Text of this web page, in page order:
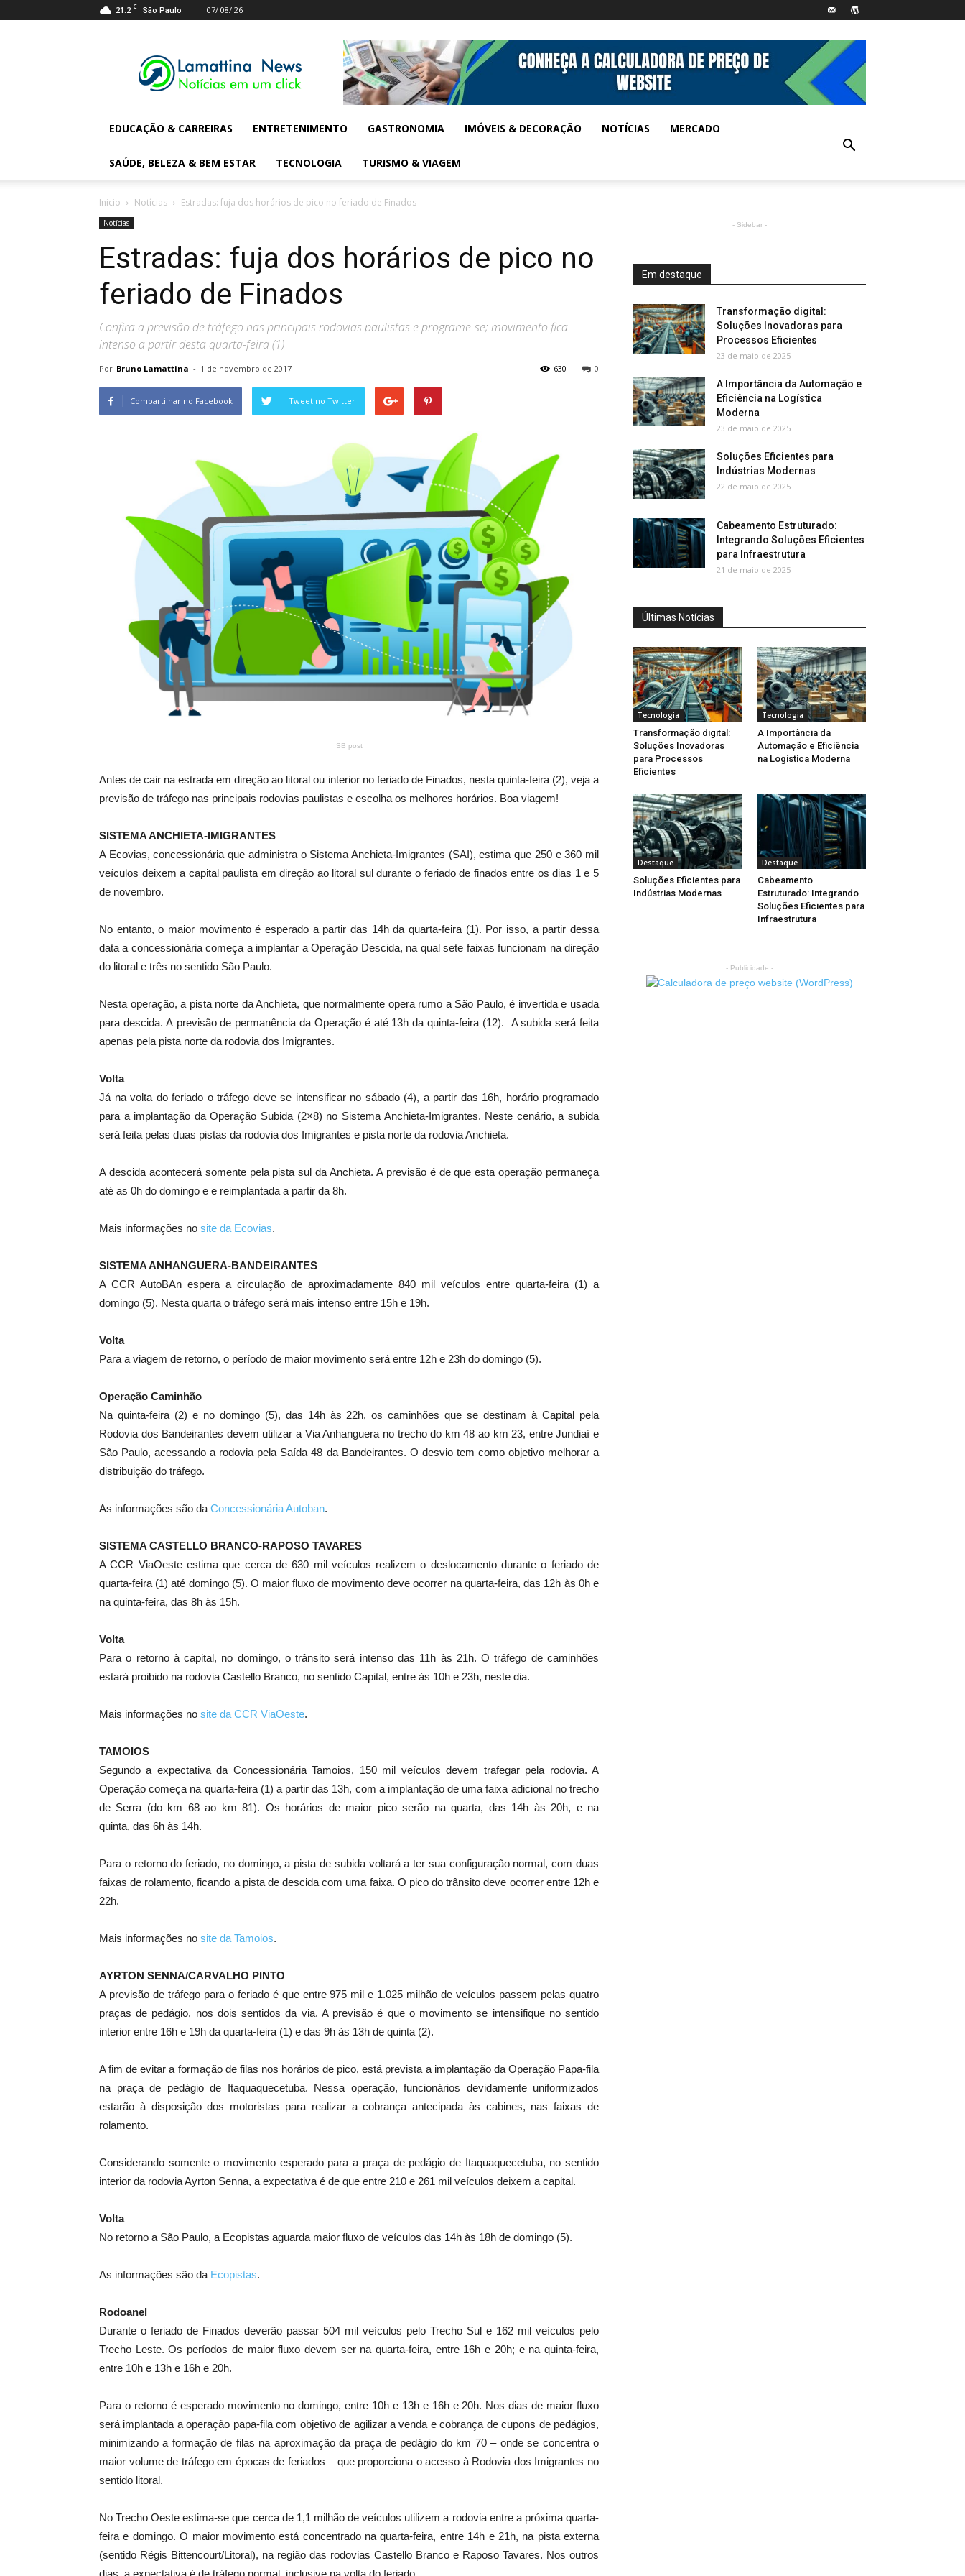
21.2 C São Paulo 07/ 08/ 26
Digital
News
EDUCAÇÃO & CARREIRAS ENTRETENIMENTO GASTRONOMIA IMÓVEIS & DECORAÇÃO NOTÍCIAS MERCADO
SAÚDE, BELEZA & BEM ESTAR TECNOLOGIA TURISMO & VIAGEM
Inicio Notícias Estradas: fuja dos horários de pico no feriado de Finados
Notícias
Estradas: fuja dos horários de pico no
feriado de Finados
Confira a previsão de tráfego nas principais rodovias paulistas e programe-se; movimento fica
intenso a partir desta quarta-feira (1)
Por Bruno Lamattina - 1 de novembro de 2017 0
630
Compartilhar no Facebook Tweet no Twitter
SB post
Antes de cair na estrada em direção ao litoral ou interior no feriado de Finados, nesta quinta-feira (2), veja a
previsão de tráfego nas principais rodovias paulistas e escolha os melhores horários. Boa viagem!
SISTEMA ANCHIETA-IMIGRANTES
A Ecovias, concessionária que administra o Sistema Anchieta-Imigrantes (SAI), estima que 250 e 360 mil
veículos deixem a capital paulista em direção ao litoral sul durante o feriado de finados entre os dias 1 e 5
de novembro.
No entanto, o maior movimento é esperado a partir das 14h da quarta-feira (1). Por isso, a partir dessa
data a concessionária começa a implantar a Operação Descida, na qual sete faixas funcionam na direção
do litoral e três no sentido São Paulo.
Nesta operação, a pista norte da Anchieta, que normalmente opera rumo a São Paulo, é invertida e usada
para descida. A previsão de permanência da Operação é até 13h da quinta-feira (12). A subida será feita
apenas pela pista norte da rodovia dos Imigrantes.
Volta
Já na volta do feriado o tráfego deve se intensificar no sábado (4), a partir das 16h, horário programado
para a implantação da Operação Subida (2×8) no Sistema Anchieta-Imigrantes. Neste cenário, a subida
será feita pelas duas pistas da rodovia dos Imigrantes e pista norte da rodovia Anchieta.
A descida acontecerá somente pela pista sul da Anchieta. A previsão é de que esta operação permaneça
até as 0h do domingo e e reimplantada a partir da 8h.
Mais informações no site da Ecovias.
SISTEMA ANHANGUERA-BANDEIRANTES
A CCR AutoBAn espera a circulação de aproximadamente 840 mil veículos entre quarta-feira (1) a
domingo (5). Nesta quarta o tráfego será mais intenso entre 15h e 19h.
Volta
Para a viagem de retorno, o período de maior movimento será entre 12h e 23h do domingo (5).
Operação Caminhão
Na quinta-feira (2) e no domingo (5), das 14h às 22h, os caminhões que se destinam à Capital pela
Rodovia dos Bandeirantes devem utilizar a Via Anhanguera no trecho do km 48 ao km 23, entre Jundiaí e
São Paulo, acessando a rodovia pela Saída 48 da Bandeirantes. O desvio tem como objetivo melhorar a
distribuição do tráfego.
As informações são da Concessionária Autoban.
SISTEMA CASTELLO BRANCO-RAPOSO TAVARES
A CCR ViaOeste estima que cerca de 630 mil veículos realizem o deslocamento durante o feriado de
quarta-feira (1) até domingo (5). O maior fluxo de movimento deve ocorrer na quarta-feira, das 12h às 0h e
na quinta-feira, das 8h às 15h.
Volta
Para o retorno à capital, no domingo, o trânsito será intenso das 11h às 21h. O tráfego de caminhões
estará proibido na rodovia Castello Branco, no sentido Capital, entre às 10h e 23h, neste dia.
Mais informações no site da CCR ViaOeste.
TAMOIOS
Segundo a expectativa da Concessionária Tamoios, 150 mil veículos devem trafegar pela rodovia. A
Operação começa na quarta-feira (1) a partir das 13h, com a implantação de uma faixa adicional no trecho
de Serra (do km 68 ao km 81). Os horários de maior pico serão na quarta, das 14h às 20h, e na
quinta, das 6h às 14h.
Para o retorno do feriado, no domingo, a pista de subida voltará a ter sua configuração normal, com duas
faixas de rolamento, ficando a pista de descida com uma faixa. O pico do trânsito deve ocorrer entre 12h e
22h.
Mais informações no site da Tamoios.
AYRTON SENNA/CARVALHO PINTO
A previsão de tráfego para o feriado é que entre 975 mil e 1.025 milhão de veículos passem pelas quatro
praças de pedágio, nos dois sentidos da via. A previsão é que o movimento se intensifique no sentido
interior entre 16h e 19h da quarta-feira (1) e das 9h às 13h de quinta (2).
A fim de evitar a formação de filas nos horários de pico, está prevista a implantação da Operação Papa-fila
na praça de pedágio de Itaquaquecetuba. Nessa operação, funcionários devidamente uniformizados
estarão à disposição dos motoristas para realizar a cobrança antecipada às cabines, nas faixas de
rolamento.
Considerando somente o movimento esperado para a praça de pedágio de Itaquaquecetuba, no sentido
interior da rodovia Ayrton Senna, a expectativa é de que entre 210 e 261 mil veículos deixem a capital.
Volta
No retorno a São Paulo, a Ecopistas aguarda maior fluxo de veículos das 14h às 18h de domingo (5).
As informações são da Ecopistas.
Rodoanel
Durante o feriado de Finados deverão passar 504 mil veículos pelo Trecho Sul e 162 mil veículos pelo
Trecho Leste. Os períodos de maior fluxo devem ser na quarta-feira, entre 16h e 20h; e na quinta-feira,
entre 10h e 13h e 16h e 20h.
Para o retorno é esperado movimento no domingo, entre 10h e 13h e 16h e 20h. Nos dias de maior fluxo
será implantada a operação papa-fila com objetivo de agilizar a venda e cobrança de cupons de pedágios,
minimizando a formação de filas na aproximação da praça de pedágio do km 70 – onde se concentra o
maior volume de tráfego em épocas de feriados – que proporciona o acesso à Rodovia dos Imigrantes no
sentido litoral.
No Trecho Oeste estima-se que cerca de 1,1 milhão de veículos utilizem a rodovia entre a próxima quarta-
feira e domingo. O maior movimento está concentrado na quarta-feira, entre 14h e 21h, na pista externa
(sentido Régis Bittencourt/Litoral), na região das rodovias Castello Branco e Raposo Tavares. Nos outros
- Sidebar -
Em destaque
Transformação digital:
Soluções Inovadoras para
Processos Eficientes
23 de maio de 2025
A Importância da Automação e
Eficiência na Logística
Moderna
23 de maio de 2025
Soluções Eficientes para
Indústrias Modernas
22 de maio de 2025
Cabeamento Estruturado:
Integrando Soluções Eficientes
para Infraestrutura
21 de maio de 2025
Últimas Notícias
Tecnologia
Transformação digital:
Soluções Inovadoras
para Processos
Eficientes
Tecnologia
A Importância da
Automação e Eficiência
na Logística Moderna
Destaque
Soluções Eficientes para
Indústrias Modernas
Destaque
Cabeamento
Estruturado: Integrando
Soluções Eficientes para
Infraestrutura
- Publicidade -